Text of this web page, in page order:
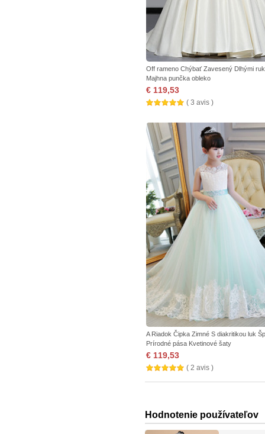
Off rameno Chýbať Zavesený Dlhými
Majhna punčka obleko
€ 119,53
( 3 avis )
A Riadok Čipka Zimné S diakritikou luk
Prírodné pása Kvetinové šaty
€ 119,53
( 2 avis )
Hodnotenie používateľov